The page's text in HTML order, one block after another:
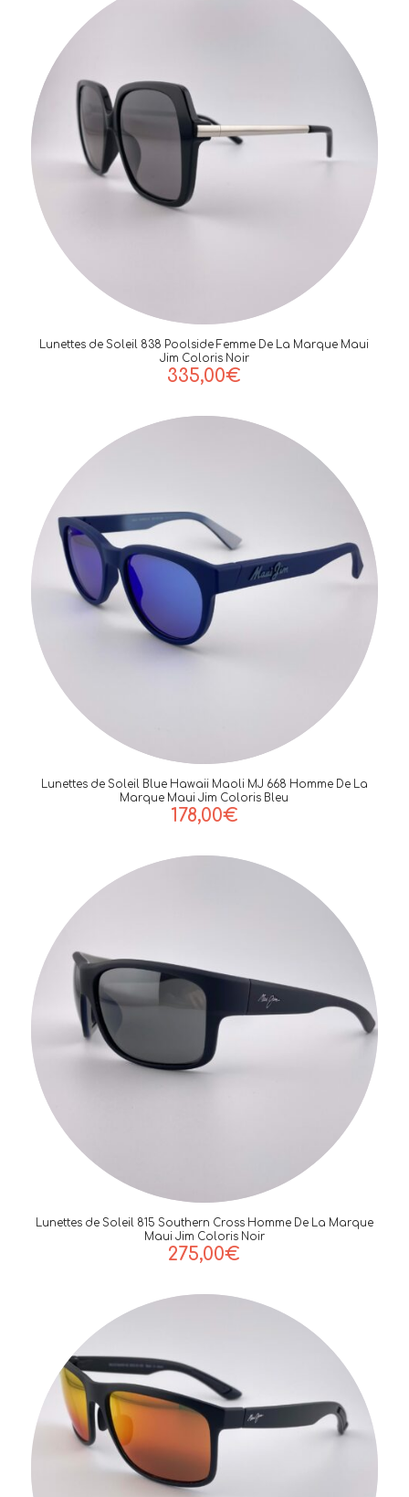
Lunettes de Soleil 838 Poolside Femme De La Marque Maui
Jim Coloris Noir
335,00€
Lunettes de Soleil Blue Hawaii Maoli MJ 668 Homme De La
Marque Maui Jim Coloris Bleu
178,00€
Lunettes de Soleil 815 Southern Cross Homme De La Marque
Maui Jim Coloris Noir
275,00€